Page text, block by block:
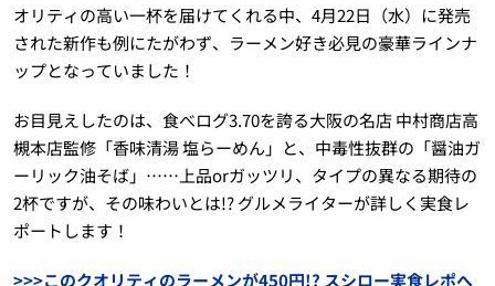
オリティの高い一杯を届けてくれる中、4月22日（水）に発売
された新作も例にたがわず、ラーメン好き必見の豪華ラインナ
ップとなっていました！
お目見えしたのは、食べログ3.70を誇る大阪の名店 中村商店高
槻本店監修「香味清湯 塩らーめん」と、中毒性抜群の「醤油ガ
ーリック油そば」……上品orガッツリ、タイプの異なる期待の
2杯ですが、その味わいとは!? グルメライターが詳しく実食レ
ポートします！
>>>このクオリティのラーメンが450円!? スシロー実食レポへ